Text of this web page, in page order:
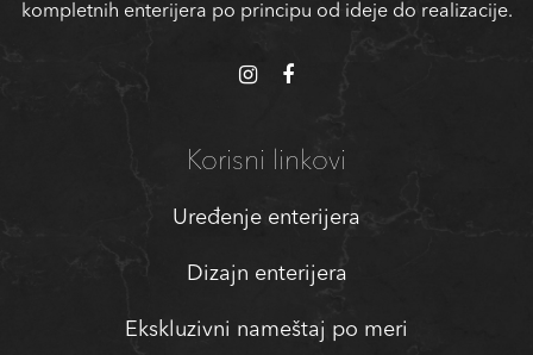
kompletnih enterijera po principu od ideje do realizacije.
Korisni linkovi
Uređenje enterijera
Dizajn enterijera
Ekskluzivni nameštaj po meri